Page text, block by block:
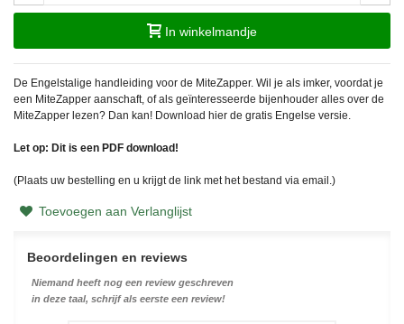
In winkelmandje
De Engelstalige handleiding voor de MiteZapper. Wil je als imker, voordat je
een MiteZapper aanschaft, of als geïnteresseerde bijenhouder alles over de
MiteZapper lezen? Dan kan! Download hier de gratis Engelse versie.
Let op: Dit is een PDF download!
(Plaats uw bestelling en u krijgt de link met het bestand via email.)
Toevoegen aan Verlanglijst
Beoordelingen en reviews
Niemand heeft nog een review geschreven
in deze taal, schrijf als eerste een review!